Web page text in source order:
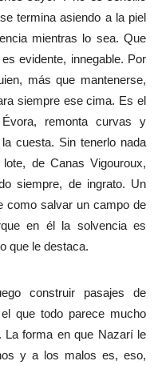
termina asiendo a la piel
mientras lo sea. Que
evidente, innegable. Por
más que mantenerse,
siempre ese cima. Es el
remonta curvas y
cuesta. Sin tenerlo nada
de Canas Vigouroux,
siempre, de ingrato. Un
como salvar un campo de
en él la solvencia es
que le destaca.
construir pasajes de
que todo parece mucho
La forma en que Nazarí le
y a los malos es, eso,